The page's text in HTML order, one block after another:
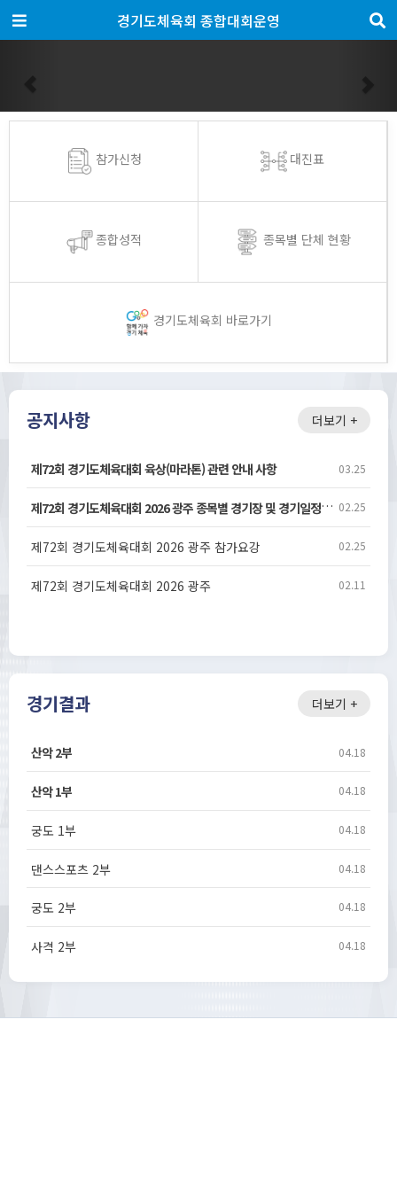
경기도체육회 종합대회운영
참가신청 대진표
종합성적 종목별 단체 현황
경기도체육회 바로가기
더보기 +
공지사항
03.25
제72회 경기도체육대회 육상(마라톤) 관련 안내 사항
02.25
제72회 경기도체육대회 2026 광주 종목별 경기장 및 경기일정(260327)
02.25
제72회 경기도체육대회 2026 광주 참가요강
02.11
제72회 경기도체육대회 2026 광주
더보기 +
경기결과
04.18
산악 2부
04.18
산악 1부
04.18
궁도 1부
04.18
댄스스포츠 2부
04.18
궁도 2부
04.18
사격 2부